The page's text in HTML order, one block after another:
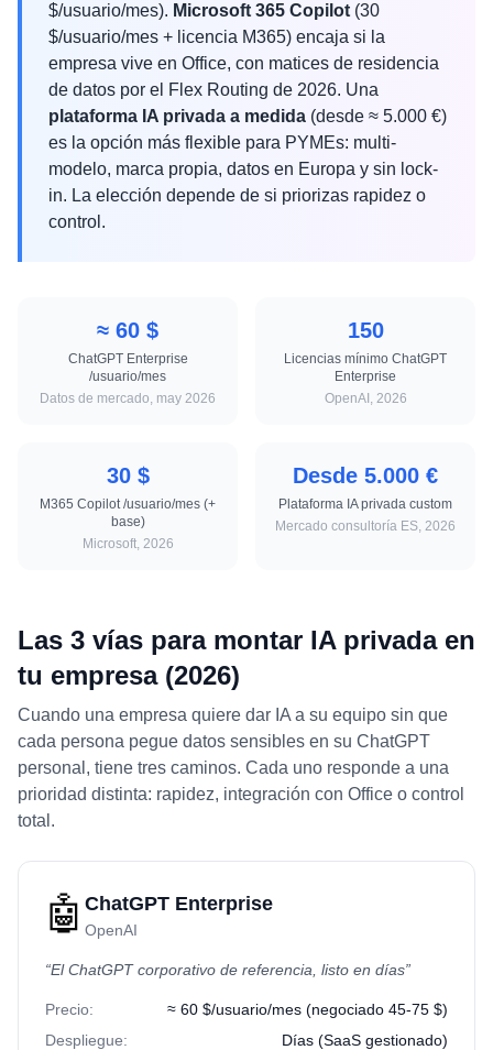
$/usuario/mes). Microsoft 365 Copilot (30
$/usuario/mes + licencia M365) encaja si la
empresa vive en Office, con matices de residencia
de datos por el Flex Routing de 2026. Una
plataforma IA privada a medida (desde ≈ 5.000 €)
es la opción más flexible para PYMEs: multi-
modelo, marca propia, datos en Europa y sin lock-
in. La elección depende de si priorizas rapidez o
control.
≈ 60 $
ChatGPT Enterprise
/usuario/mes
Datos de mercado, may 2026
150
Licencias mínimo ChatGPT
Enterprise
OpenAI, 2026
30 $
M365 Copilot /usuario/mes (+
base)
Microsoft, 2026
Desde 5.000 €
Plataforma IA privada custom
Mercado consultoría ES, 2026
Las 3 vías para montar IA privada en
tu empresa (2026)
Cuando una empresa quiere dar IA a su equipo sin que
cada persona pegue datos sensibles en su ChatGPT
personal, tiene tres caminos. Cada uno responde a una
prioridad distinta: rapidez, integración con Office o control
total.
🤖 ChatGPT Enterprise
OpenAI
“El ChatGPT corporativo de referencia, listo en días”
Precio:
≈ 60 $/usuario/mes (negociado 45-75 $)
Despliegue:
Días (SaaS gestionado)